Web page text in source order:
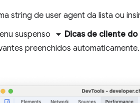
string de user agent da lista ou
suspenso
arrow_drop_down Dicas de cliente
preenchidos automaticamente.